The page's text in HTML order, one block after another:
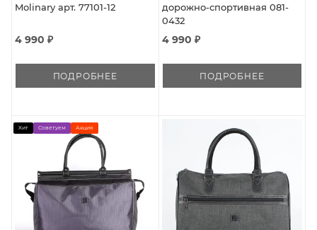
Molinary арт. 77101-12
4 990 ₽
ПОДРОБНЕЕ
дорожно-спортивная 081-
0432
4 990 ₽
ПОДРОБНЕЕ
Хит Советуем Акция